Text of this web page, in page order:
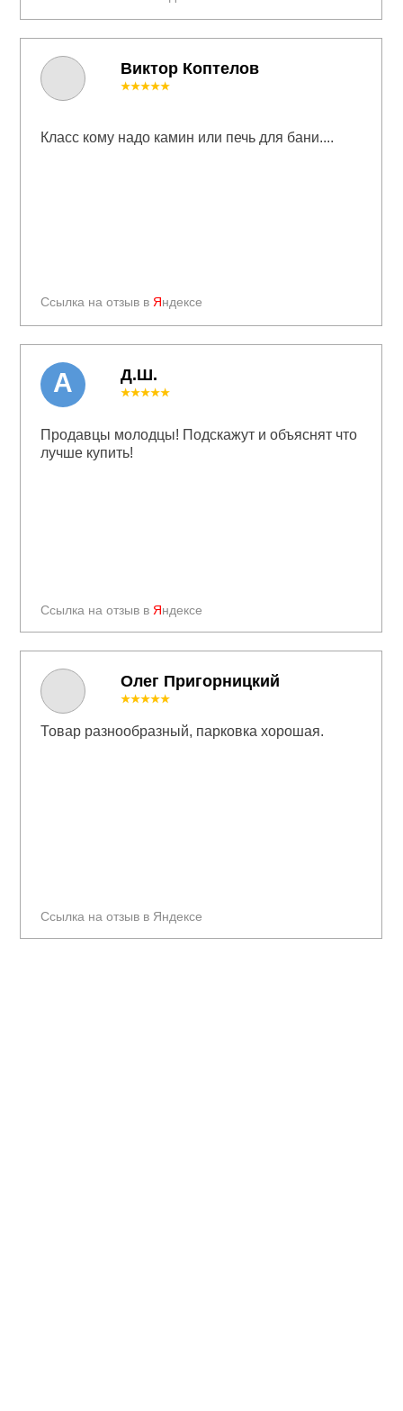
Олег Пригорницкий
Ссылка на отзыв в Яндексе
★★★★★
Класс кому надо камин или печь для бани....
Д.Ш.
Ссылка на отзыв в Яндексе
★★★★★
Продавцы молодцы! Подскажут и объяснят что
лучше купить!
А
Виктор Коптелов
Ссылка на отзыв в Яндексе
★★★★★
Товар разнообразный, парковка хорошая.